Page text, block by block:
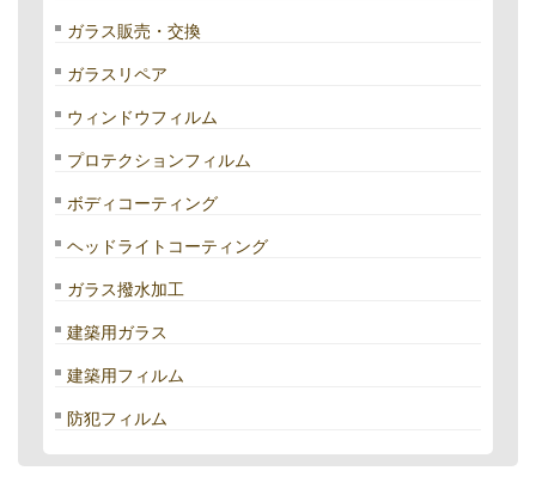
ガラス販売・交換
ガラスリペア
ウィンドウフィルム
プロテクションフィルム
ボディコーティング
ヘッドライトコーティング
ガラス撥水加工
建築用ガラス
建築用フィルム
防犯フィルム